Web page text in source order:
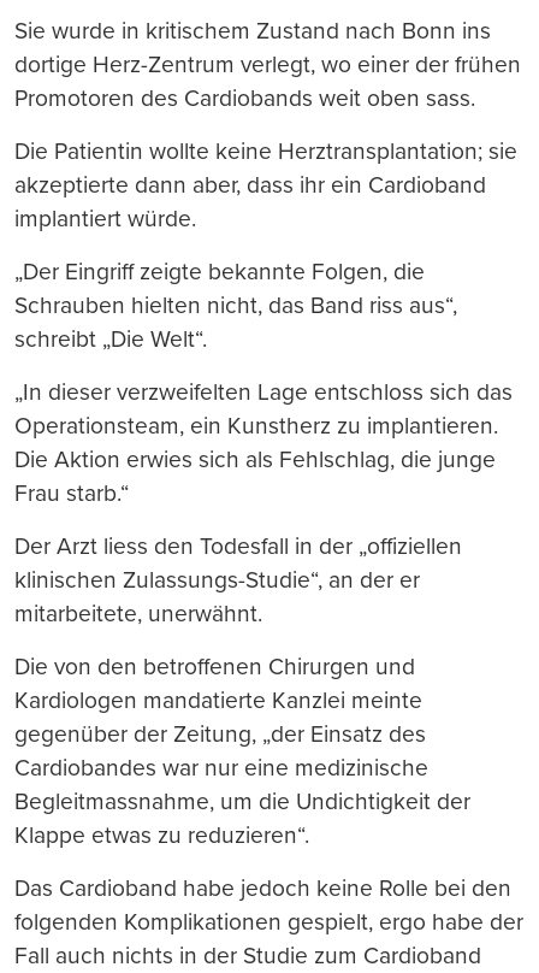
Sie wurde in kritischem Zustand nach Bonn ins
dortige Herz-Zentrum verlegt, wo einer der frühen
Promotoren des Cardiobands weit oben sass.
Die Patientin wollte keine Herztransplantation; sie
akzeptierte dann aber, dass ihr ein Cardioband
implantiert würde.
„Der Eingriff zeigte bekannte Folgen, die
Schrauben hielten nicht, das Band riss aus“,
schreibt „Die Welt“.
„In dieser verzweifelten Lage entschloss sich das
Operationsteam, ein Kunstherz zu implantieren.
Die Aktion erwies sich als Fehlschlag, die junge
Frau starb.“
Der Arzt liess den Todesfall in der „offiziellen
klinischen Zulassungs-Studie“, an der er
mitarbeitete, unerwähnt.
Die von den betroffenen Chirurgen und
Kardiologen mandatierte Kanzlei meinte
gegenüber der Zeitung, „der Einsatz des
Cardiobandes war nur eine medizinische
Begleitmassnahme, um die Undichtigkeit der
Klappe etwas zu reduzieren“.
Das Cardioband habe jedoch keine Rolle bei den
folgenden Komplikationen gespielt, ergo habe der
Fall auch nichts in der Studie zum Cardioband